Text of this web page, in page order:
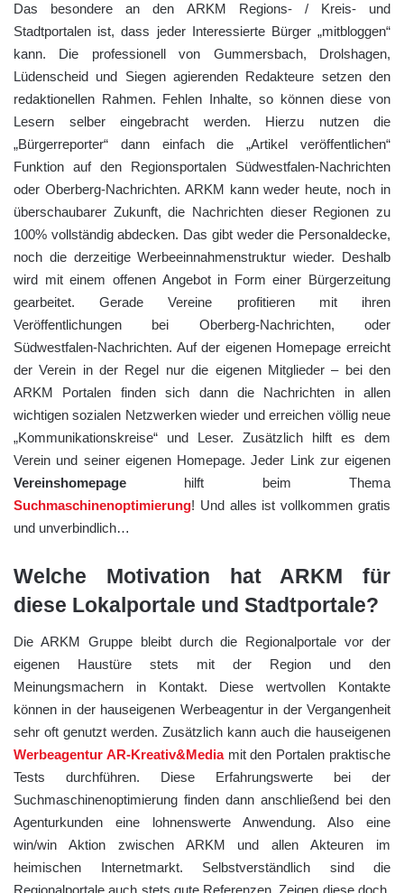
Das besondere an den ARKM Regions- / Kreis- und
Stadtportalen ist, dass jeder Interessierte Bürger „mitbloggen“
kann. Die professionell von Gummersbach, Drolshagen,
Lüdenscheid und Siegen agierenden Redakteure setzen den
redaktionellen Rahmen. Fehlen Inhalte, so können diese von
Lesern selber eingebracht werden. Hierzu nutzen die
„Bürgerreporter“ dann einfach die „Artikel veröffentlichen“
Funktion auf den Regionsportalen Südwestfalen-Nachrichten
oder Oberberg-Nachrichten. ARKM kann weder heute, noch in
überschaubarer Zukunft, die Nachrichten dieser Regionen zu
100% vollständig abdecken. Das gibt weder die Personaldecke,
noch die derzeitige Werbeeinnahmenstruktur wieder. Deshalb
wird mit einem offenen Angebot in Form einer Bürgerzeitung
gearbeitet. Gerade Vereine profitieren mit ihren
Veröffentlichungen bei Oberberg-Nachrichten, oder
Südwestfalen-Nachrichten. Auf der eigenen Homepage erreicht
der Verein in der Regel nur die eigenen Mitglieder – bei den
ARKM Portalen finden sich dann die Nachrichten in allen
wichtigen sozialen Netzwerken wieder und erreichen völlig neue
„Kommunikationskreise“ und Leser. Zusätzlich hilft es dem
Verein und seiner eigenen Homepage. Jeder Link zur eigenen
Vereinshomepage hilft beim Thema
Suchmaschinenoptimierung! Und alles ist vollkommen gratis
und unverbindlich…
Welche Motivation hat ARKM für
diese Lokalportale und Stadtportale?
Die ARKM Gruppe bleibt durch die Regionalportale vor der
eigenen Haustüre stets mit der Region und den
Meinungsmachern in Kontakt. Diese wertvollen Kontakte
können in der hauseigenen Werbeagentur in der Vergangenheit
sehr oft genutzt werden. Zusätzlich kann auch die hauseigenen
Werbeagentur AR-Kreativ&Mediamit den Portalen praktische
Tests durchführen. Diese Erfahrungswerte bei der
Suchmaschinenoptimierung finden dann anschließend bei den
Agenturkunden eine lohnenswerte Anwendung. Also eine
win/win Aktion zwischen ARKM und allen Akteuren im
heimischen Internetmarkt. Selbstverständlich sind die
Regionalportale auch stets gute Referenzen. Zeigen diese doch,